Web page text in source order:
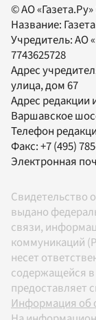
© АО
Название:
Учредитель:АО
7743625728
Адрес
улица, дом 67
Адрес редакции
Варшавское
Телефон
Факс:+7 (495)
Электронная
Свидетельство
выдано
связи,
коммуникаций
несет
содержащейся
предоставляет
Информация об